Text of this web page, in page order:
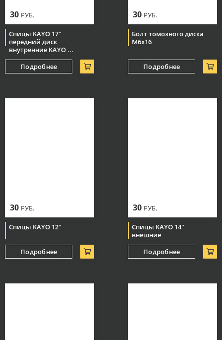
30 РУБ.
Спицы KAYO 17"
передний диск
внутренние KAYO ...
Подробнее
30 РУБ.
Болт томозного диска
М6х16
Подробнее
30 РУБ.
Спицы KAYO 12"
Подробнее
30 РУБ.
Спицы KAYO 14"
внешние
Подробнее